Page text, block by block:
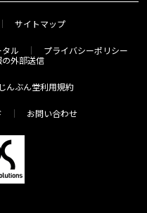
サイトマップ
ル
プライバシーポリシー
外部送信
じんぶん堂利用規約
お問い合わせ